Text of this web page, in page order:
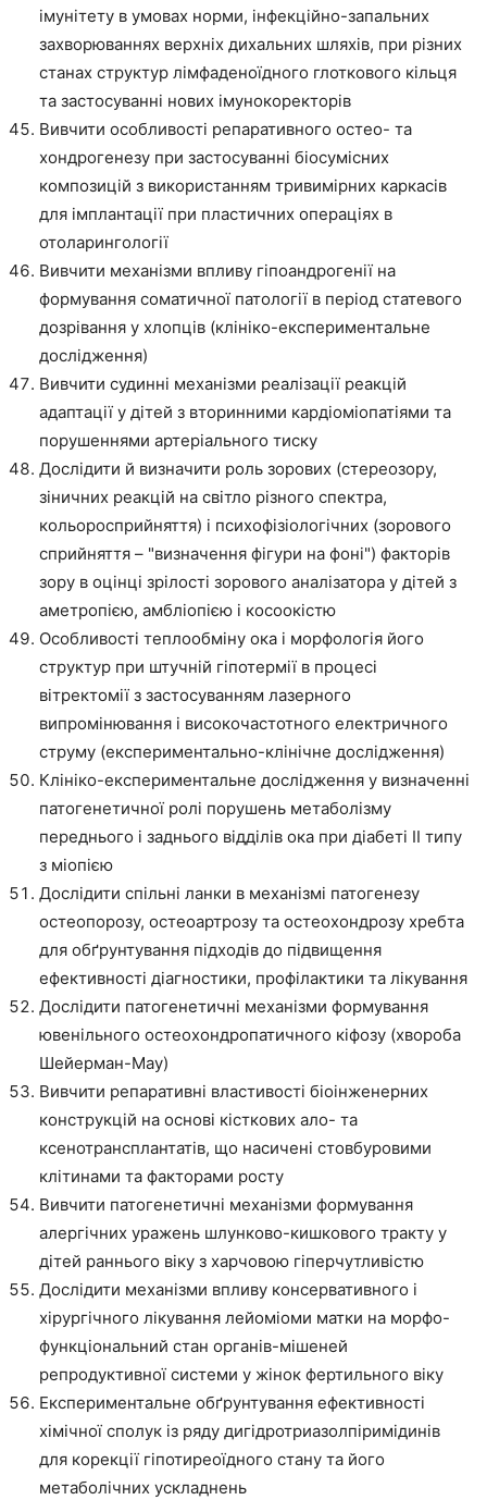
імунітету в умовах норми, інфекційно-запальних
захворюваннях верхніх дихальних шляхів, при різних
станах структур лімфаденоїдного глоткового кільця
та застосуванні нових імунокоректорів
Вивчити особливості репаративного остео- та
хондрогенезу при застосуванні біосумісних
композицій з використанням тривимірних каркасів
для імплантації при пластичних операціях в
отоларингології
Вивчити механізми впливу гіпоандрогенії на
формування соматичної патології в період статевого
дозрівання у хлопців (клініко-експериментальне
дослідження)
Вивчити судинні механізми реалізації реакцій
адаптації у дітей з вторинними кардіоміопатіями та
порушеннями артеріального тиску
Дослідити й визначити роль зорових (стереозору,
зіничних реакцій на світло різного спектра,
кольоросприйняття) і психофізіологічних (зорового
сприйняття – "визначення фігури на фоні") факторів
зору в оцінці зрілості зорового аналізатора у дітей з
аметропією, амбліопією і косоокістю
Особливості теплообміну ока і морфологія його
структур при штучній гіпотермії в процесі
вітректомії з застосуванням лазерного
випромінювання і високочастотного електричного
струму (експериментально-клінічне дослідження)
Клініко-експериментальне дослідження у визначенні
патогенетичної ролі порушень метаболізму
переднього і заднього відділів ока при діабеті II типу
з міопією
Дослідити спільні ланки в механізмі патогенезу
остеопорозу, остеоартрозу та остеохондрозу хребта
для обґрунтування підходів до підвищення
ефективності діагностики, профілактики та лікування
Дослідити патогенетичні механізми формування
ювенільного остеохондропатичного кіфозу (хвороба
Шейерман-Мау)
Вивчити репаративні властивості біоінженерних
конструкцій на основі кісткових ало- та
ксенотрансплантатів, що насичені стовбуровими
клітинами та факторами росту
Вивчити патогенетичні механізми формування
алергічних уражень шлунково-кишкового тракту у
дітей раннього віку з харчовою гіперчутливістю
Дослідити механізми впливу консервативного і
хірургічного лікування лейоміоми матки на морфо-
функціональний стан органів-мішеней
репродуктивної системи у жінок фертильного віку
Експериментальне обґрунтування ефективності
хімічної сполук із ряду дигідротриазолпіримідинів
для корекції гіпотиреоїдного стану та його
метаболічних ускладнень